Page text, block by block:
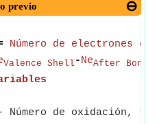
previo
Número de electrones
Valence Shell -NeAfter
Número de oxidación,